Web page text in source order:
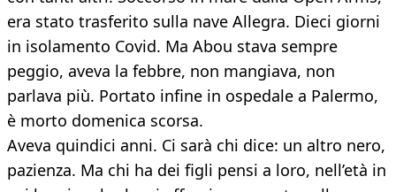
era stato trasferito sulla nave Allegra. Dieci giorni
in isolamento Covid. Ma Abou stava sempre
peggio, aveva la febbre, non mangiava, non
parlava più. Portato infine in ospedale a Palermo,
è morto domenica scorsa.
Aveva quindici anni. Ci sarà chi dice: un altro nero,
pazienza. Ma chi ha dei figli pensi a loro, nell’età in